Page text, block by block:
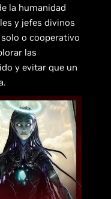
la humanidad
y jefes divinos
o cooperativo
las
y evitar que un